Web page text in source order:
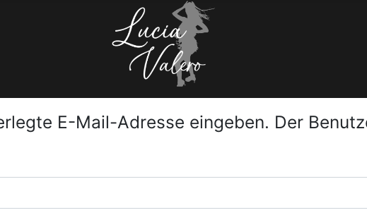
E-Mail-Adresse eingeben. Der